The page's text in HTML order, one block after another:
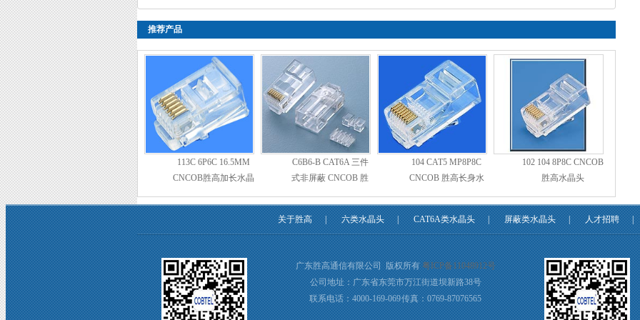
推荐产品
113C 6P6C 16.5MM
CNCOB胜高加长水晶
C6B6-B CAT6A 三件
式非屏蔽 CNCOB 胜
104 CAT5 MP8P8C
CNCOB 胜高长身水
102 104 8P8C CNCOB
胜高水晶头
关于胜高 | 六类水晶头 | CAT6A类水晶头 | 屏蔽类水晶头 | 人才招聘 |
广东胜高通信有限公司 版权所有粤ICP备11048912号
公司地址：广东省东莞市万江街道坝新路38号
联系电话：4000-169-069 传真：0769-87076565